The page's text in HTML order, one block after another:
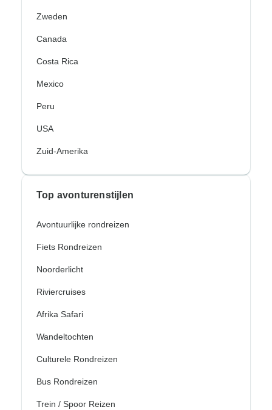
Zweden
Canada
Costa Rica
Mexico
Peru
USA
Zuid-Amerika
Top avonturenstijlen
Avontuurlijke rondreizen
Fiets Rondreizen
Noorderlicht
Riviercruises
Afrika Safari
Wandeltochten
Culturele Rondreizen
Bus Rondreizen
Trein / Spoor Reizen